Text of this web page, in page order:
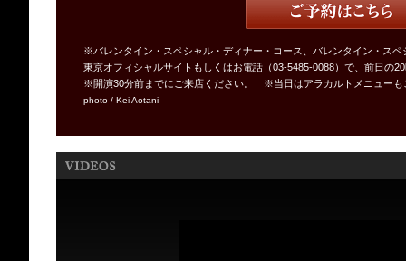
※バレンタイン・スペシャル・ディナー・コース、バレンタイン・ス
東京オフィシャルサイトもしくはお電話（03-5485-0088）で、前日の
※開演30分前までにご来店ください。 ※当日はアラカルトメニューも
photo / Kei Aotani